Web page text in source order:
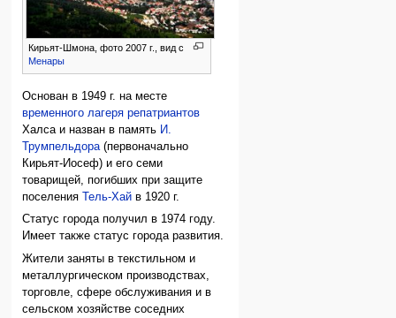
Кирьят-Шмона, фото 2007 г., вид с
Менары
Основан в 1949 г. на месте
временного лагеря репатриантов
Халса и назван в память И.
Трумпельдора(первоначально
Кирьят-Иосеф) и его семи
товарищей, погибших при защите
поселения
Тель-Хай в 1920 г.
Статус города получил в 1974 году.
Имеет также статус города развития.
Жители заняты в текстильном и
металлургическом производствах,
торговле, сфере обслуживания и в
сельском хозяйстве соседних